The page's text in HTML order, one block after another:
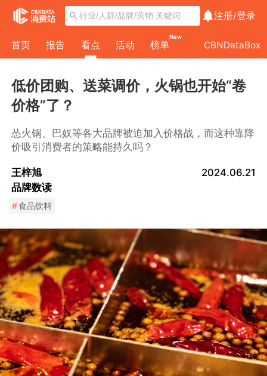
注册/登录
首页 报告 看点 活动 榜单
New
CBNDataBox
低价团购、送菜调价，火锅也开始“卷
价格”了？
怂火锅、巴奴等各大品牌被迫加入价格战，而这种靠降
价吸引消费者的策略能持久吗？
王梓旭
品牌数读
2024.06.21
#食品饮料